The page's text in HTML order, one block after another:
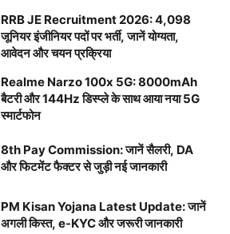
RRB JE Recruitment 2026: 4,098
जूनियर इंजीनियर पदों पर भर्ती, जानें योग्यता,
आवेदन और चयन प्रक्रिया
Realme Narzo 100x 5G: 8000mAh
बैटरी और 144Hz डिस्प्ले के साथ आया नया 5G
स्मार्टफोन
8th Pay Commission: जानें सैलरी, DA
और फिटमेंट फैक्टर से जुड़ी नई जानकारी
PM Kisan Yojana Latest Update: जानें
अगली किस्त, e-KYC और जरूरी जानकारी